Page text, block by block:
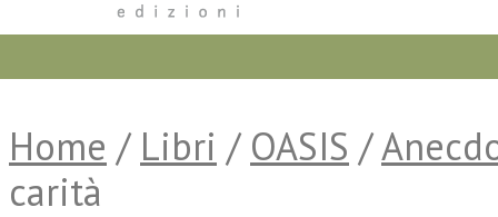
Home / Libri / OASIS /
carità